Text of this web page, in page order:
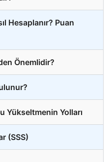
Hesaplanır? Puan
Önemlidir?
Yükseltmenin Yolları
(SSS)